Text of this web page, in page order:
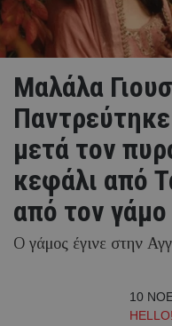
Μαλάλα
μετά τον
κεφάλι από
από τον γάμο
Ο γάμος έγινε στην
10